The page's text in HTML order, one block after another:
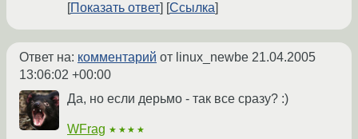
Показать ответ
Ссылка
Ответ на: комментарий от linux_newbe 21.04.2005
13:06:02 +00:00
Да, но если дерьмо - так все сразу? :)
WFrag ★★★★